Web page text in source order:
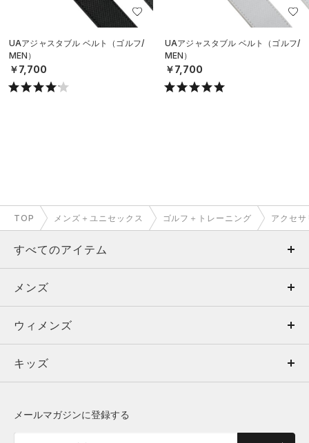
UAアジャスタブル ベルト（ゴルフ/
MEN）
￥7,700
UAアジャスタブル ベルト（ゴルフ/
MEN）
￥7,700
TOP メンズ＋ユニセックス ゴルフ＋トレーニング アクセサ
すべてのアイテム
メンズ
ウィメンズ
キッズ
メンズ
トップス
ボトムス
ウィメンズ
トップス
キッズ
メールマガジンに登録する